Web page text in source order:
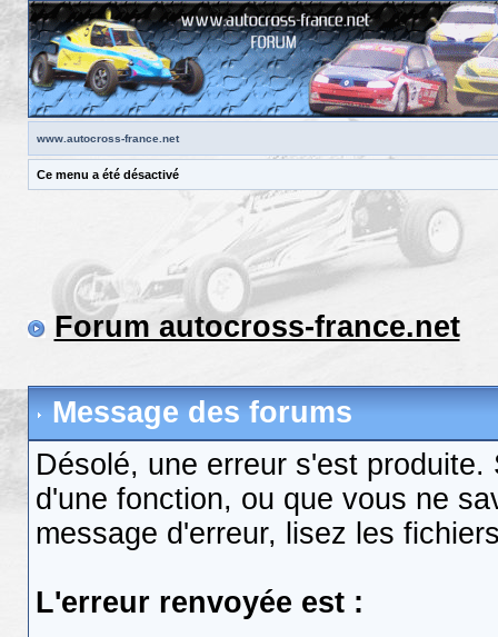
www.autocross-france.net
Ce menu a été désactivé
Forum autocross-france.net
Message des forums
Désolé, une erreur s'est
d'une fonction, ou que vous ne
message d'erreur, lisez les
L'erreur renvoyée est :